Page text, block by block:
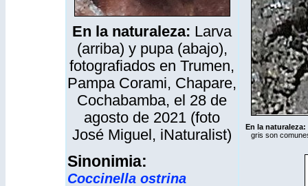
En la naturaleza: Larva
(arriba) y pupa (abajo),
fotografiados en Trumen,
Pampa Corami, Chapare,
Cochabamba, el 28 de
agosto de 2021 (foto
José Miguel, iNaturalist)
Sinonimia:
Coccinella ostrina
En la naturaleza:
gris son